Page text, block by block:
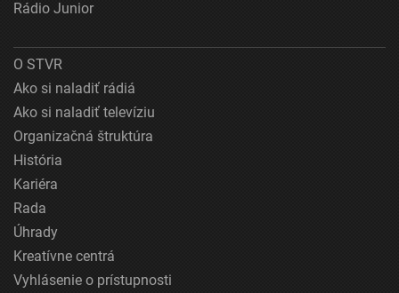
Rádio Junior
O STVR
Ako si naladiť rádiá
Ako si naladiť televíziu
Organizačná štruktúra
História
Kariéra
Rada
Úhrady
Kreatívne centrá
Vyhlásenie o prístupnosti